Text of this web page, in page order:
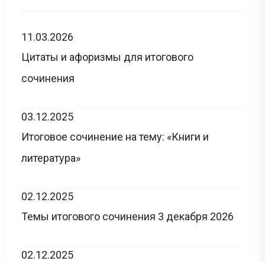
11.03.2026
Цитаты и афоризмы для итогового
сочинения
03.12.2025
Итоговое сочинение на тему: «Книги и
литература»
02.12.2025
Темы итогового сочинения 3 декабря 2026
02.12.2025